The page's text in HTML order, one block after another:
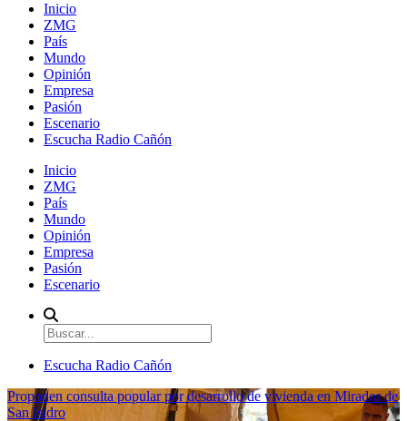
Inicio
ZMG
País
Mundo
Opinión
Empresa
Pasión
Escenario
Escucha Radio Cañón
Inicio
ZMG
País
Mundo
Opinión
Empresa
Pasión
Escenario
Escucha Radio Cañón
Proponen consulta popular por desarrollo de vivienda en Mirador de
San Isidro